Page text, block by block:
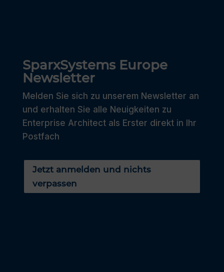
SparxSystems Europe
Newsletter
Melden Sie sich zu unserem Newsletter an
und erhalten Sie alle Neuigkeiten zu
Enterprise Architect als Erster direkt in Ihr
Postfach
Jetzt anmelden und nichts
verpassen